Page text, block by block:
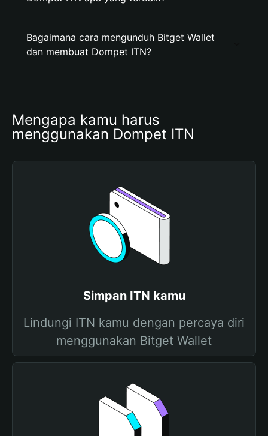
Bagaimana cara mengunduh Bitget Wallet
dan membuat Dompet ITN?
Mengapa kamu harus
menggunakan Dompet ITN
Simpan ITN kamu
Lindungi ITN kamu dengan percaya diri
menggunakan Bitget Wallet